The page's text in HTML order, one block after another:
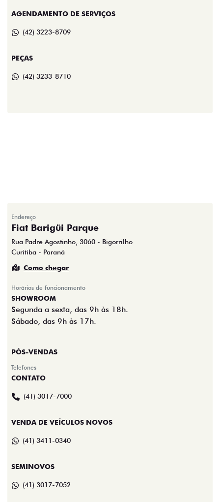
AGENDAMENTO DE SERVIÇOS
(42) 3223-8709
PEÇAS
(42) 3233-8710
Endereço
Fiat Barigüi Parque
Rua Padre Agostinho, 3060 - Bigorrilho
Curitiba - Paraná
Como chegar
Horários de funcionamento
SHOWROOM
Segunda a sexta, das 9h às 18h.
Sábado, das 9h às 17h.
PÓS-VENDAS
Telefones
CONTATO
(41) 3017-7000
VENDA DE VEÍCULOS NOVOS
(41) 3411-0340
SEMINOVOS
(41) 3017-7052